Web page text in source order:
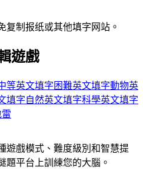
复制报纸或其他填字网站。
遊戲
等英文填字 困難英文填字動物英
填字自然英文填字科學英文填字
遊戲模式、難度級別和智慧提
題平台上訓練您的大腦。